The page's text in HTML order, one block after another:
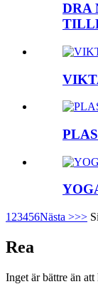
DRA
1 23456Nästa >>>
Rea
Inget är bättre än